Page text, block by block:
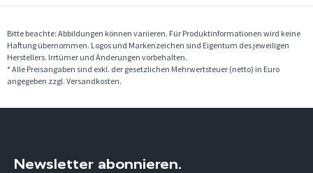
Bitte beachte: Abbildungen können variieren. Für Produktinformationen wird keine
Haftung übernommen. Logos und Markenzeichen sind Eigentum des jeweiligen
Herstellers. Irrtümer und Änderungen vorbehalten.
* Alle Preisangaben sind exkl. der gesetzlichen Mehrwertsteuer (netto) in Euro
angegeben zzgl. Versandkosten.
Newsletter abonnieren.